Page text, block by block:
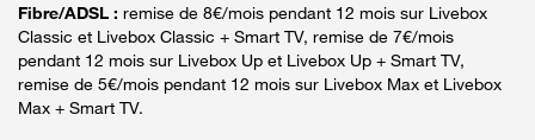
Fibre/ADSL : remise de 8€/mois pendant 12 mois sur Livebox
Classic et Livebox Classic + Smart TV, remise de 7€/mois
pendant 12 mois sur Livebox Up et Livebox Up + Smart TV,
remise de 5€/mois pendant 12 mois sur Livebox Max et Livebox
Max + Smart TV.